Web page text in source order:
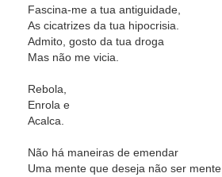
Fascina-me a tua antiguidade,
As cicatrizes da tua hipocrisia.
Admito, gosto da tua droga
Mas não me vicia.
Rebola,
Enrola e
Acalca.
Não há maneiras de emendar
Uma mente que deseja não ser mente,